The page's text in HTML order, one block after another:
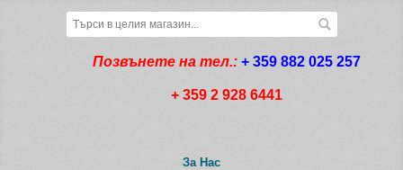
Позвънете на тел.: + 359 882 025 257
+ 359 2 928 6441
За Нас